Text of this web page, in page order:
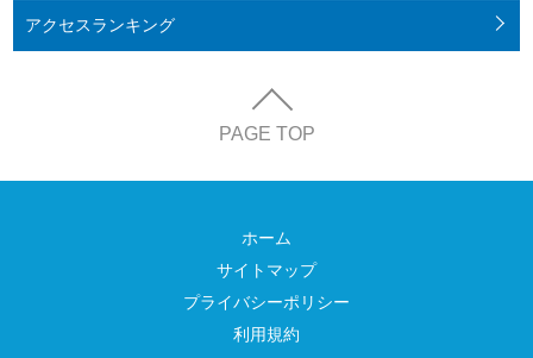
アクセスランキング
PAGE TOP
ホーム
サイトマップ
プライバシーポリシー
利用規約